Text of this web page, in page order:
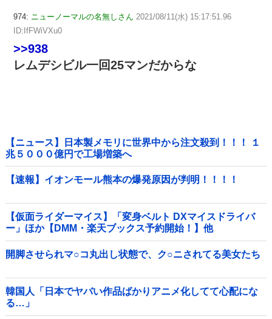
974: ニューノーマルの名無しさん 2021/08/11(水) 15:17:51.96
ID:IfFWiVXu0
>>938
レムデシビル一回25マンだからな
【ニュース】日本製メモリに世界中から注文殺到！！！ １
兆５０００億円で工場増築へ
【速報】イオンモール熊本の爆発原因が判明！！！！
【仮面ライダーマイス】「変身ベルト DXマイスドライバ
ー」ほか【DMM・楽天ブックス予約開始！】他
開脚させられマ○コ丸出し状態で、ク○ニされてる美女たち
韓国人「日本でヤバい作品ばかりアニメ化してて心配にな
る…」